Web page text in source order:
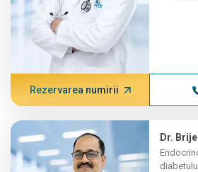
Rezervarea numirii
Dr.